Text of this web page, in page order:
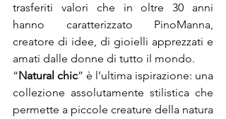
trasferiti valori che in oltre 30 anni
hanno caratterizzato PinoManna,
creatore di idee, di gioielli apprezzati e
amati dalle donne di tutto il mondo.
“Natural chic” è l’ultima ispirazione: una
collezione assolutamente stilistica che
permette a piccole creature della natura